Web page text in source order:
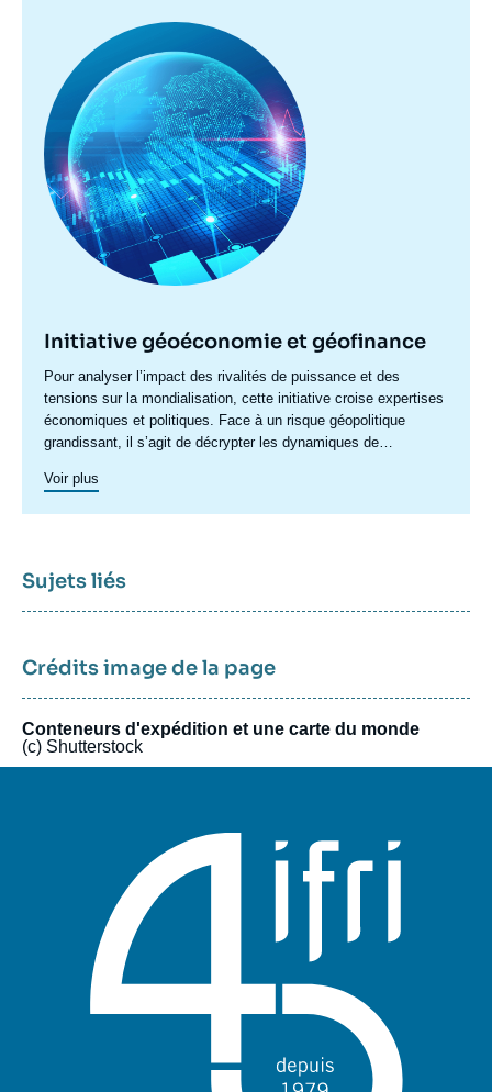
principale
Initiative géoéconomie et géofinance
Accroche
centre
Pour analyser l’impact des rivalités de puissance et des
tensions sur la mondialisation, cette initiative croise expertises
économiques et politiques. Face à un risque géopolitique
grandissant, il s’agit de décrypter les dynamiques de
restrictions, politiques industrielles ou préoccupations de
confiance et en reconfigurant le système monétaire mondial.
Elles interrogent le rôle de plusieurs acteurs-clés : fonds
souverains, banques centrales, plateformes numériques,
financières. Dans un contexte de rupture profonde, il ne suffit
plus de raffiner les approches existantes. L'initiative est conçue
proposer à la fois des lectures globales et des analyses
ciblées. Elle permet également à des acteurs et experts
d’horizons variés d’en débattre librement.
Voir plus
Sujets liés
Crédits image de la page
Conteneurs d'expédition et une carte du monde
(c) Shutterstock